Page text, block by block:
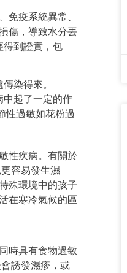
免疫系統異常、
傷，導致水分丟
得到證實，包
染得來。
中起了一定的作
性過敏如花粉過
性疾病。有關於
容易發生濕
殊環境中的孩子
在寒冷氣候的區
時具有食物過敏
誘發濕疹，或